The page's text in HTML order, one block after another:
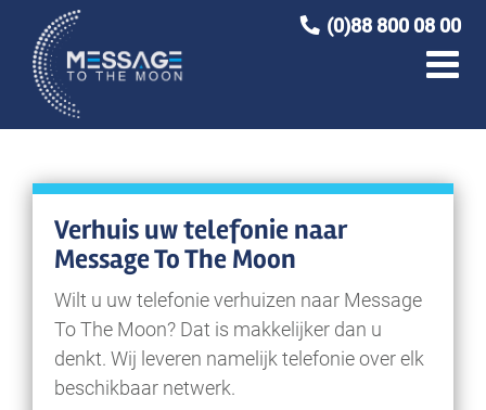
(0)88 800 08 00
naar
inhoud
Verhuis uw telefonie naar
Message To The Moon
Wilt u uw telefonie verhuizen naar Message
To The Moon? Dat is makkelijker dan u
denkt. Wij leveren namelijk telefonie over elk
beschikbaar netwerk.